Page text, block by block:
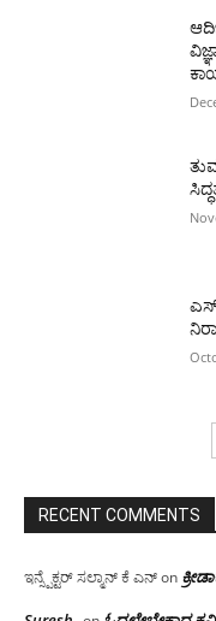
ಎಸ್
RECENT COMMENTS
ಇನ್ಸ್ಪೆಕ್ಟರ್ ಸಲ್ಮಾನ್ ಕೆ ಎನ್on